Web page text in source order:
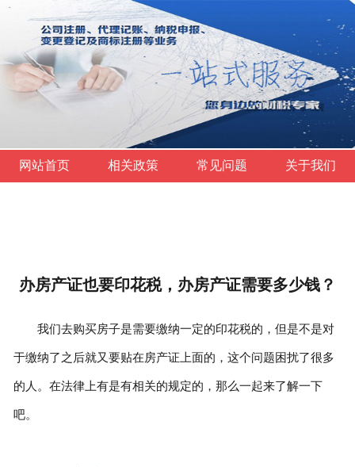
网站首页 相关政策 常见问题 关于我们
办房产证也要印花税，办房产证需要多少钱？
我们去购买房子是需要缴纳一定的印花税的，但是不是对
于缴纳了之后就又要贴在房产证上面的，这个问题困扰了很多
的人。在法律上有是有相关的规定的，那么一起来了解一下
吧。